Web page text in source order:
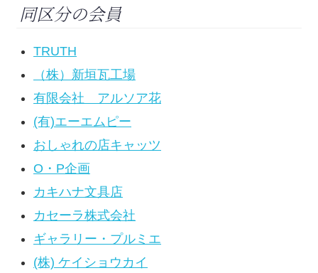
同区分の会員
TRUTH
（株）新垣瓦工場
有限会社 アルソア花
(有)エーエムピー
おしゃれの店キャッツ
O・P企画
カキハナ文具店
カセーラ株式会社
ギャラリー・プルミエ
(株) ケイショウカイ